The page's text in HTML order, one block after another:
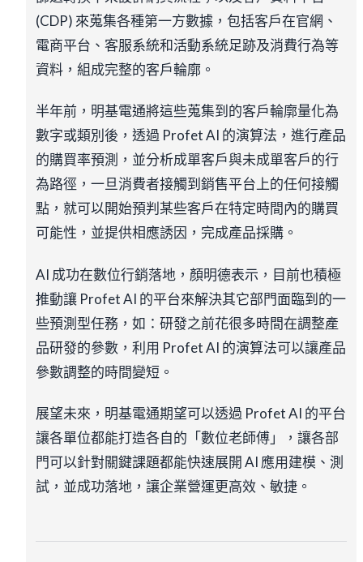
(CDP) 來蒐集各種第一方數據，包括客戶在官網、
電商平台、客服系統和活動系統足跡及消費行為等
資料，組成完整的客戶輪廓。
半年前，明基電通將這些蒐集到的客戶輪廓量化為
數字或類別後，透過 Profet AI 的演算法，進行產品
的購買率預測，並分析成單客戶與未成單客戶的行
為路徑，一旦消費者接觸到銷售平台上的任何接觸
點，就可以開始預判某些客戶在特定時間內的購買
可能性，並提供相應誘因，完成產品採購。
AI 成功在數位行銷落地，顏明德表示，目前也積極
推動讓 Profet AI 的平台來解決其它部門面臨到的一
些預測型任務，如：研發之前花很多時間在調整產
品研發的參數，利用 Profet AI 的演算法可以讓產品
參數調整的時間變短。
展望未來，明基電通期望可以透過 Profet AI 的平台
讓各單位都能打造各自的「數位老師傅」，讓各部
門可以針對關鍵課題都能快速展開 AI 應用建模、測
試，並成功落地，讓企業營運更高效、敏捷。